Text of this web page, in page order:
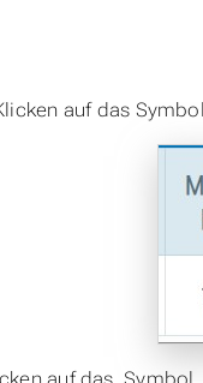
auf das Symbol